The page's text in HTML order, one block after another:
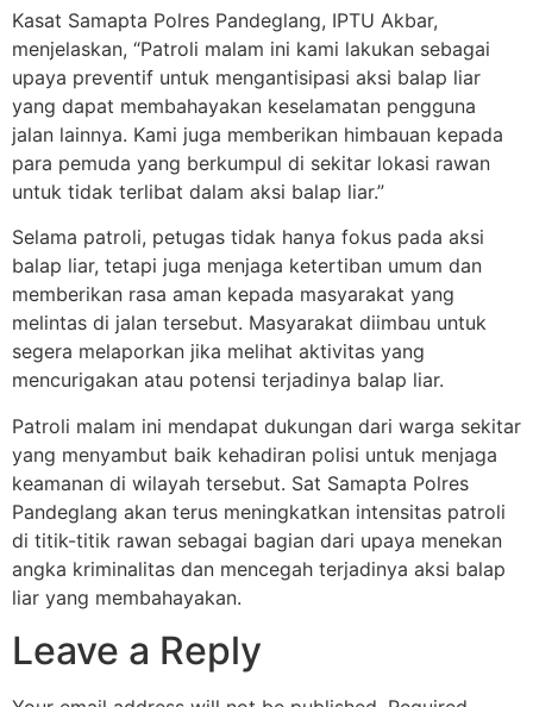
Kasat Samapta Polres Pandeglang, IPTU Akbar,
menjelaskan, “Patroli malam ini kami lakukan sebagai
upaya preventif untuk mengantisipasi aksi balap liar
yang dapat membahayakan keselamatan pengguna
jalan lainnya. Kami juga memberikan himbauan kepada
para pemuda yang berkumpul di sekitar lokasi rawan
untuk tidak terlibat dalam aksi balap liar.”
Selama patroli, petugas tidak hanya fokus pada aksi
balap liar, tetapi juga menjaga ketertiban umum dan
memberikan rasa aman kepada masyarakat yang
melintas di jalan tersebut. Masyarakat diimbau untuk
segera melaporkan jika melihat aktivitas yang
mencurigakan atau potensi terjadinya balap liar.
Patroli malam ini mendapat dukungan dari warga sekitar
yang menyambut baik kehadiran polisi untuk menjaga
keamanan di wilayah tersebut. Sat Samapta Polres
Pandeglang akan terus meningkatkan intensitas patroli
di titik-titik rawan sebagai bagian dari upaya menekan
angka kriminalitas dan mencegah terjadinya aksi balap
liar yang membahayakan.
Leave a Reply